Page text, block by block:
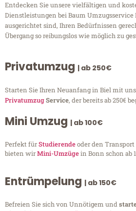
Entdecken Sie unsere vielfältigen und
Dienstleistungen bei Baum
ausgerichtet sind, Ihren Bedürfnissen
Übergang so reibungslos wie möglich zu
Privatumzug | ab 250€
Starten Sie Ihren Neuanfang in Biel mit
PrivatumzugService, der bereits ab 250€
Mini Umzug | ab 100€
Perfekt fürStudierendeoder den
bieten wirMini-Umzügein Bonn schon ab
Entrümpelung | ab 150€
Befreien Sie sich von Unnötigem und